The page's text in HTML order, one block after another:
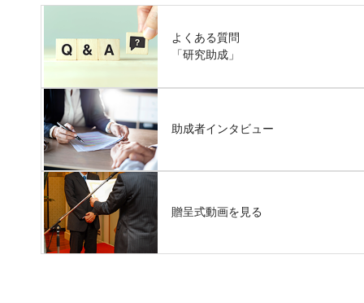
よくある質問
「研究助成」
助成者インタビュー
贈呈式動画を見る